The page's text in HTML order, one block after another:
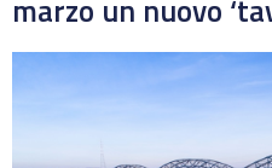
marzo un nuovo